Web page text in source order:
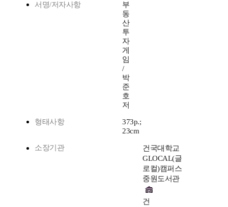
서명/저자사항
부
동
산
투
자
게
임
/
박
준
호
저
형태사항
373p.;
23cm
소장기관
건국대학교
GLOCAL(글
로컬)캠퍼스
중원도서관
건